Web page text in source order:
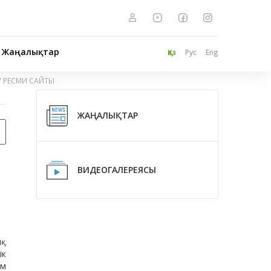
Жаңалықтар Қаз Рус Eng
РЕСМИ САЙТЫ
ЖАҢАЛЫҚТАР
ВИДЕОГАЛЕРЕЯСЫ